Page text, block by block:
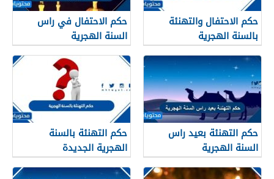
حكم الاحتفال والتهنئة
بالسنة الهجرية
حكم الاحتفال في راس
السنة الهجرية
حكم التهنئة بعيد راس
السنة الهجرية
حكم التهنئة بالسنة
الهجرية الجديدة